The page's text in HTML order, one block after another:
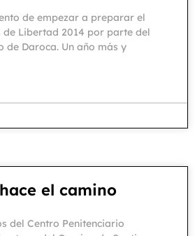
de empezar a preparar el
Libertad 2014 por parte del
de Daroca. Un año más y
el camino
del Centro Penitenciario